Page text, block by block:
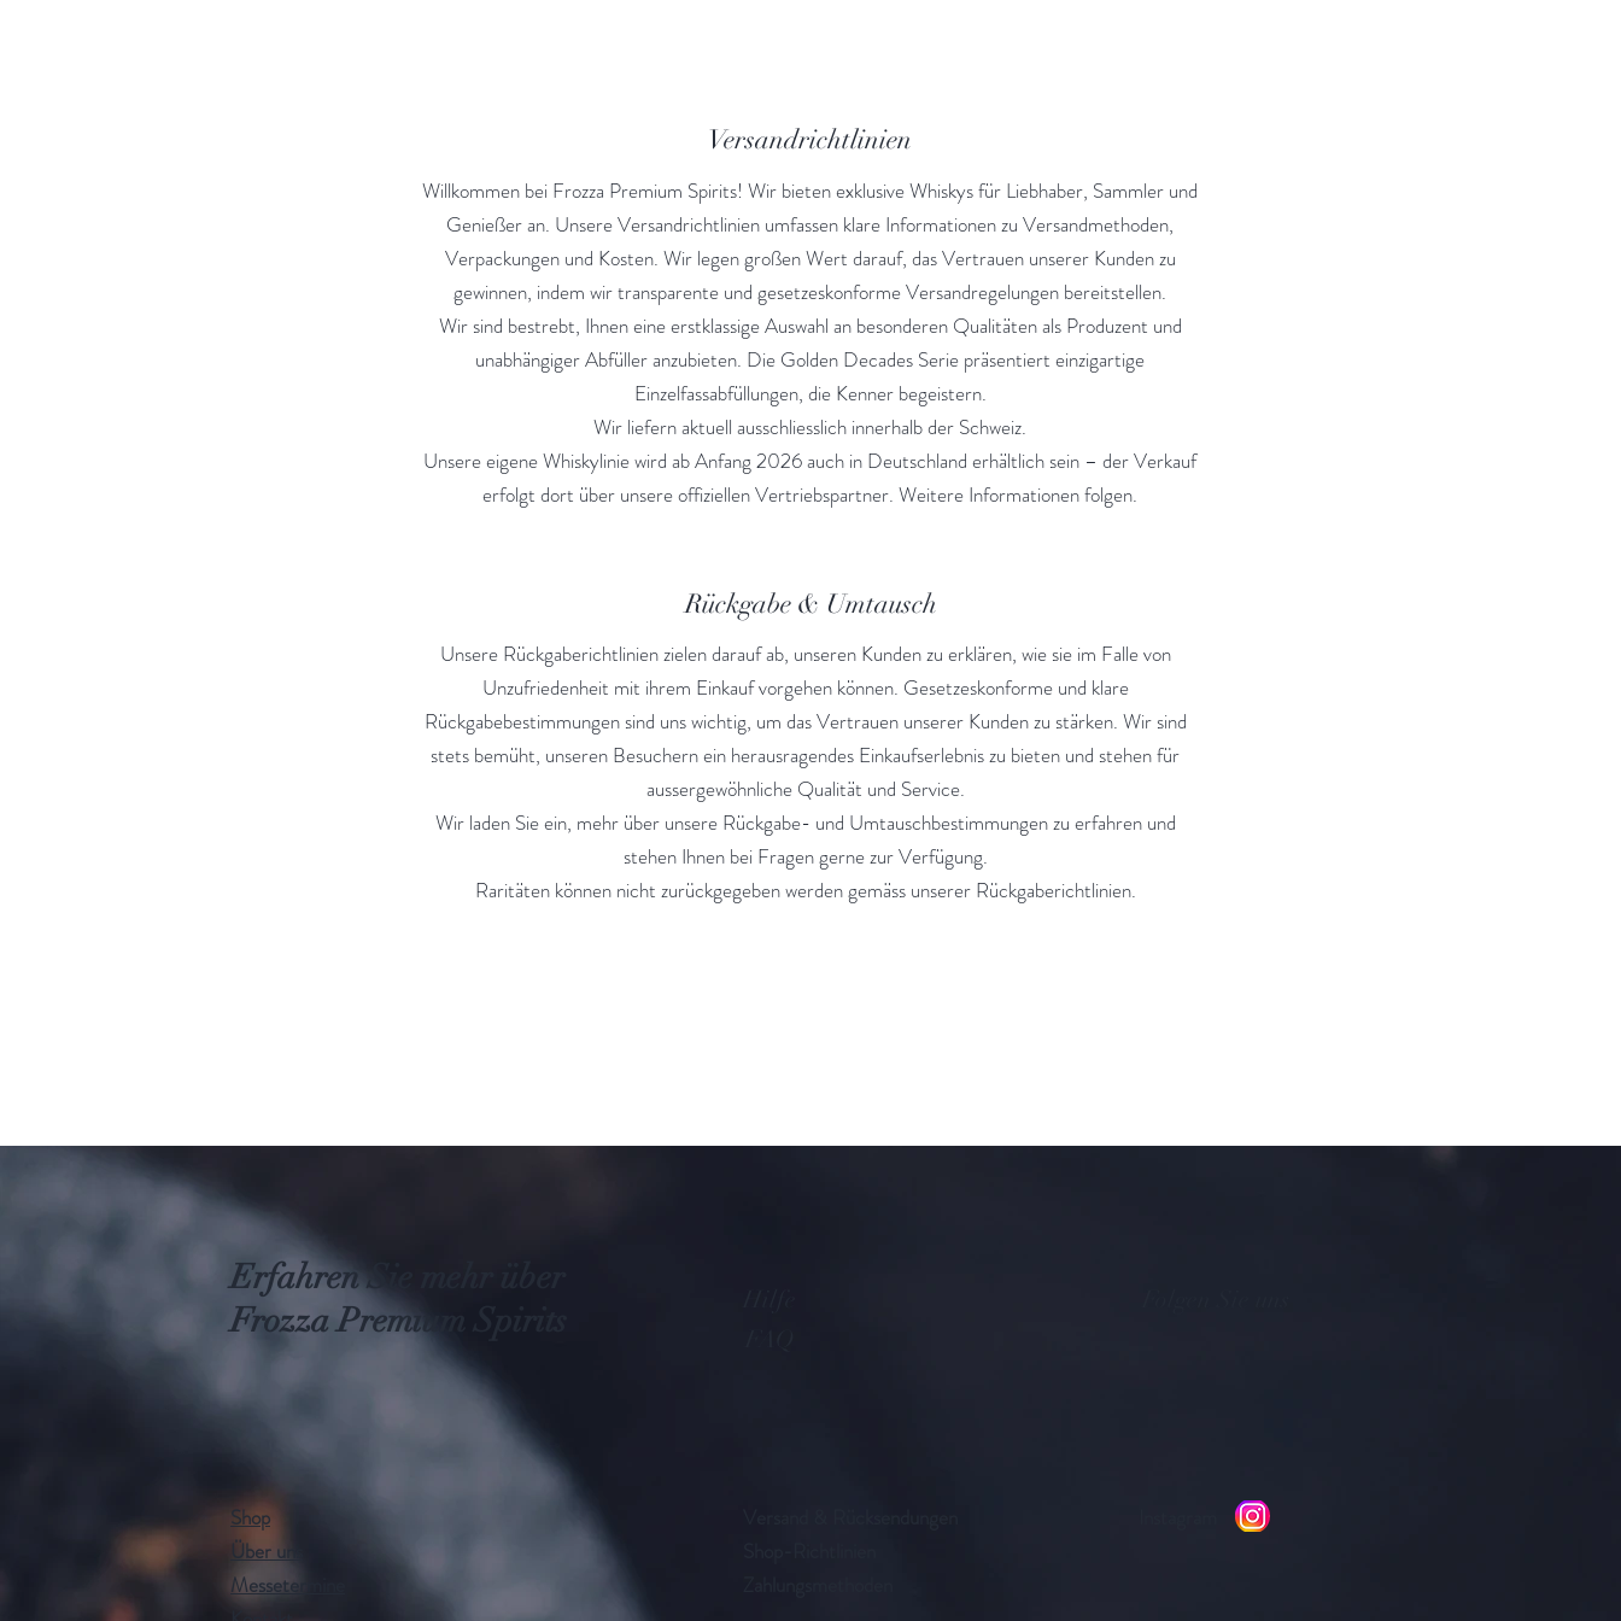
Versandrichtlinien
Willkommen bei Frozza Premium Spirits! Wir bieten exklusive Whiskys für Liebhaber, Sammler und
Genießer an. Unsere Versandrichtlinien umfassen klare Informationen zu Versandmethoden,
Verpackungen und Kosten. Wir legen großen Wert darauf, das Vertrauen unserer Kunden zu
gewinnen, indem wir transparente und gesetzeskonforme Versandregelungen bereitstellen.
Wir sind bestrebt, Ihnen eine erstklassige Auswahl an besonderen Qualitäten als Produzent und
unabhängiger Abfüller anzubieten. Die Golden Decades Serie präsentiert einzigartige
Einzelfassabfüllungen, die Kenner begeistern.
Wir liefern aktuell ausschliesslich innerhalb der Schweiz.
Unsere eigene Whiskylinie wird ab Anfang 2026 auch in Deutschland erhältlich sein – der Verkauf
erfolgt dort über unsere offiziellen Vertriebspartner. Weitere Informationen folgen.
Rückgabe & Umtausch
Unsere Rückgaberichtlinien zielen darauf ab, unseren Kunden zu erklären, wie sie im Falle von
Unzufriedenheit mit ihrem Einkauf vorgehen können. Gesetzeskonforme und klare
Rückgabebestimmungen sind uns wichtig, um das Vertrauen unserer Kunden zu stärken. Wir sind
stets bemüht, unseren Besuchern ein herausragendes Einkaufserlebnis zu bieten und stehen für
aussergewöhnliche Qualität und Service.
Wir laden Sie ein, mehr über unsere Rückgabe- und Umtauschbestimmungen zu erfahren und
stehen Ihnen bei Fragen gerne zur Verfügung.
Raritäten können nicht zurückgegeben werden gemäss unserer Rückgaberichtlinien.
Erfahren Sie mehr über
Frozza Premium Spirits
Shop
Über uns
Messetermine